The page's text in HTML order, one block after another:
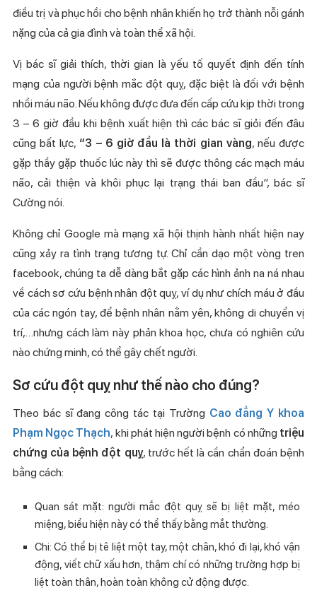
điều trị và phục hồi cho bệnh nhân khiến họ trở thành nỗi gánh
nặng của cả gia đình và toàn thể xã hội.
Vị bác sĩ giải thích, thời gian là yếu tố quyết định đến tính
mạng của người bệnh mắc đột quỵ, đặc biệt là đối với bệnh
nhồi máu não. Nếu không được đưa đến cấp cứu kịp thời trong
3 – 6 giờ đầu khi bệnh xuất hiện thì các bác sĩ giỏi đến đâu
cũng bất lực, “3 – 6 giờ đầu là thời gian vàng, nếu được
gặp thầy gặp thuốc lúc này thì sẽ được thông các mạch máu
não, cải thiện và khôi phục lại trạng thái ban đầu”, bác sĩ
Cường nói.
Không chỉ Google mà mạng xã hội thịnh hành nhất hiện nay
cũng xảy ra tình trạng tương tự. Chỉ cần dạo một vòng tren
facebook, chúng ta dễ dàng bắt gặp các hình ảnh na ná nhau
về cách sơ cứu bệnh nhân đột quỵ, ví dụ như chích máu ở đầu
của các ngón tay, để bệnh nhân nằm yên, không di chuyển vị
trí,…nhưng cách làm này phản khoa học, chưa có nghiên cứu
nào chứng minh, có thể gây chết người.
Sơ cứu đột quỵ như thế nào cho đúng?
Theo bác sĩ đang công tác tại Trường Cao đẳng Y khoa
Phạm Ngọc Thạch, khi phát hiện người bệnh có những triệu
chứng của bệnh đột quỵ, trước hết là cần chẩn đoán bệnh
bằng cách:
Quan sát mặt: người mắc đột quỵ sẽ bị liệt mặt, méo
miệng, biểu hiện này có thể thấy bằng mắt thường.
Chi: Có thể bị tê liệt một tay, một chân, khó đi lại, khó vận
động, viết chữ xấu hơn, thậm chí có những trường hợp bị
liệt toàn thân, hoàn toàn không cử động được.